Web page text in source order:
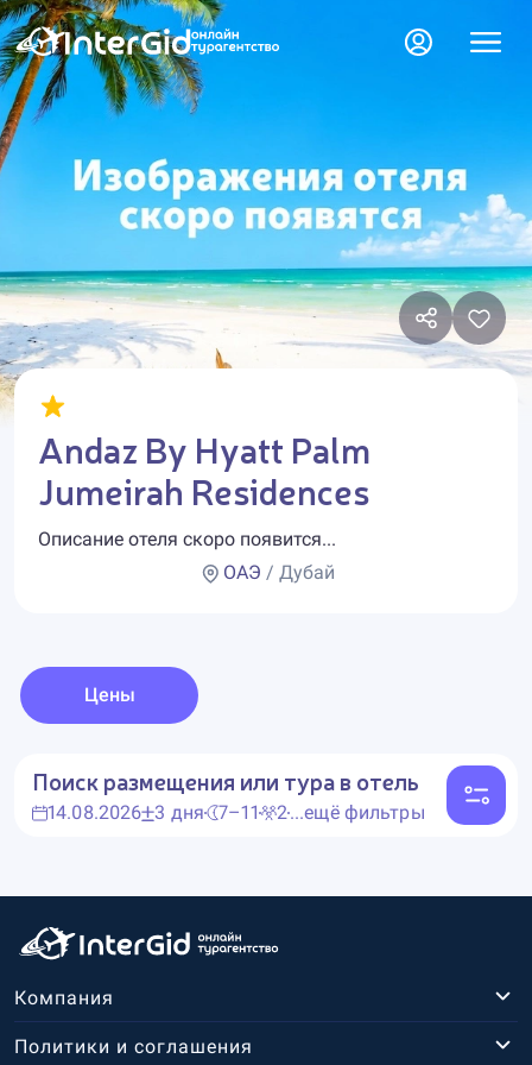
Andaz By Hyatt Palm
Jumeirah Residences
Описание отеля скоро появится...
ОАЭ / Дубай
Цены
Поиск размещения или тура в отель
14.08.2026 3 дня 7–11 2...ещё фильтры
Компания
Политики и соглашения